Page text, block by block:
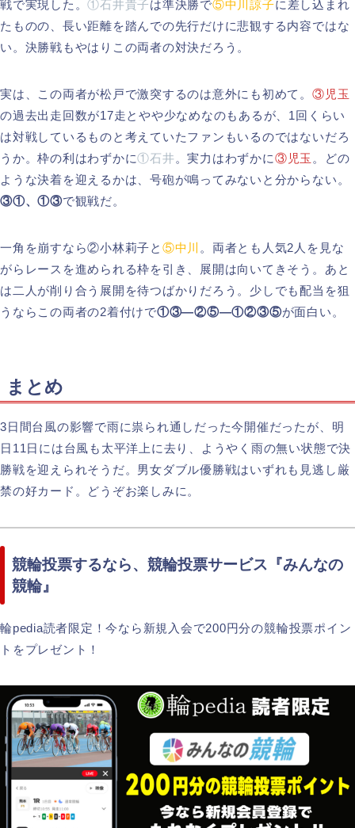
戦で実現した。①石井貴子は準決勝で⑤中川諒子に差し込まれ
たものの、長い距離を踏んでの先行だけに悲観する内容ではな
い。決勝戦もやはりこの両者の対決だろう。
実は、この両者が松戸で激突するのは意外にも初めて。 ③児玉
の過去出走回数が17走とやや少なめなのもあるが、1回くらい
は対戦しているものと考えていたファンもいるのではないだろ
うか。枠の利はわずかに①石井 。実力はわずかに③児玉 。どの
ような決着を迎えるかは、号砲が鳴ってみないと分からない。
③①、①③で観戦だ。
一角を崩すなら②小林莉子と ⑤中川 。両者とも人気2人を見な
がらレースを進められる枠を引き、展開は向いてきそう。あと
は二人が削り合う展開を待つばかりだろう。少しでも配当を狙
うならこの両者の2着付けで①③―②⑤―①②③⑤が面白い。
まとめ
3日間台風の影響で雨に祟られ通しだった今開催だったが、明
日11日には台風も太平洋上に去り、ようやく雨の無い状態で決
勝戦を迎えられそうだ。男女ダブル優勝戦はいずれも見逃し厳
禁の好カード。どうぞお楽しみに。
競輪投票するなら、競輪投票サービス『みんなの
競輪』
輪pedia読者限定！今なら新規入会で200円分の競輪投票ポイン
トをプレゼント！